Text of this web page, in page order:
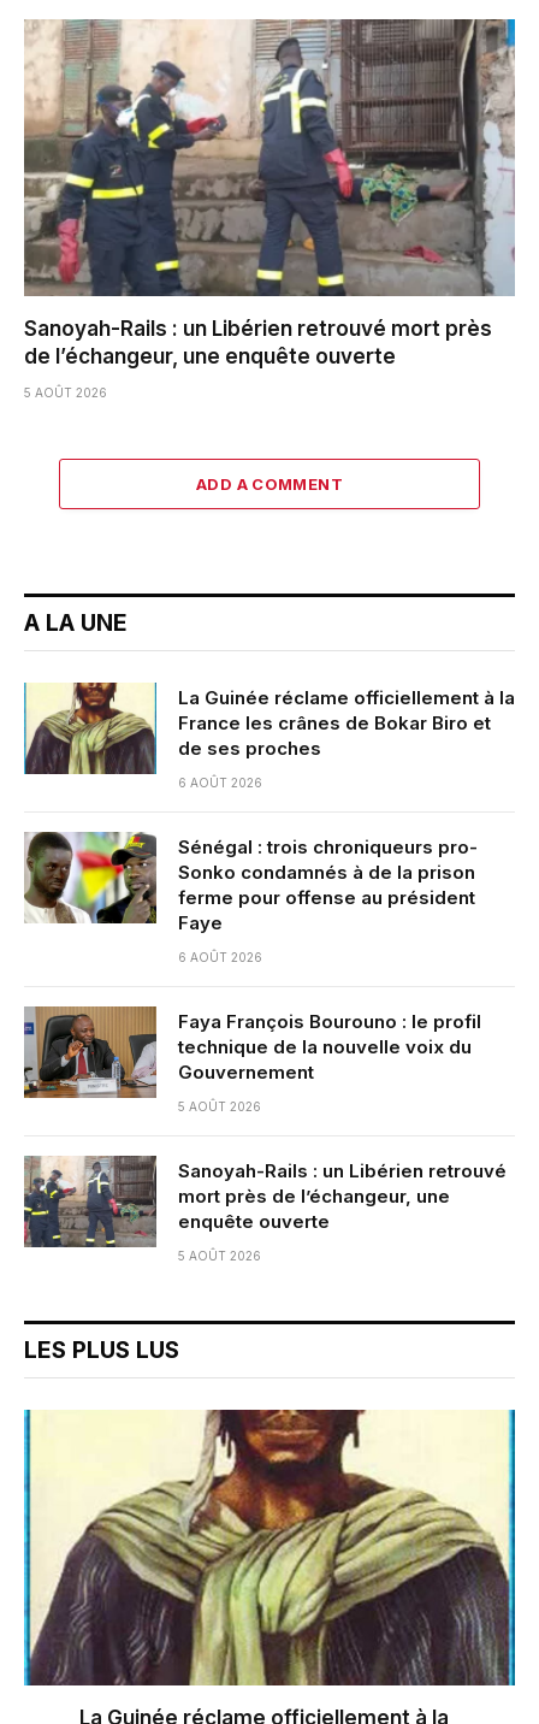
Sanoyah-Rails : un Libérien retrouvé mort près
de l’échangeur, une enquête ouverte
5 AOÛT 2026
ADD A COMMENT
A LA UNE
La Guinée réclame officiellement à la
France les crânes de Bokar Biro et
de ses proches
6 AOÛT 2026
Sénégal : trois chroniqueurs pro-
Sonko condamnés à de la prison
ferme pour offense au président
Faye
6 AOÛT 2026
Faya François Bourouno : le profil
technique de la nouvelle voix du
Gouvernement
5 AOÛT 2026
Sanoyah-Rails : un Libérien retrouvé
mort près de l’échangeur, une
enquête ouverte
5 AOÛT 2026
LES PLUS LUS
La Guinée réclame officiellement à la